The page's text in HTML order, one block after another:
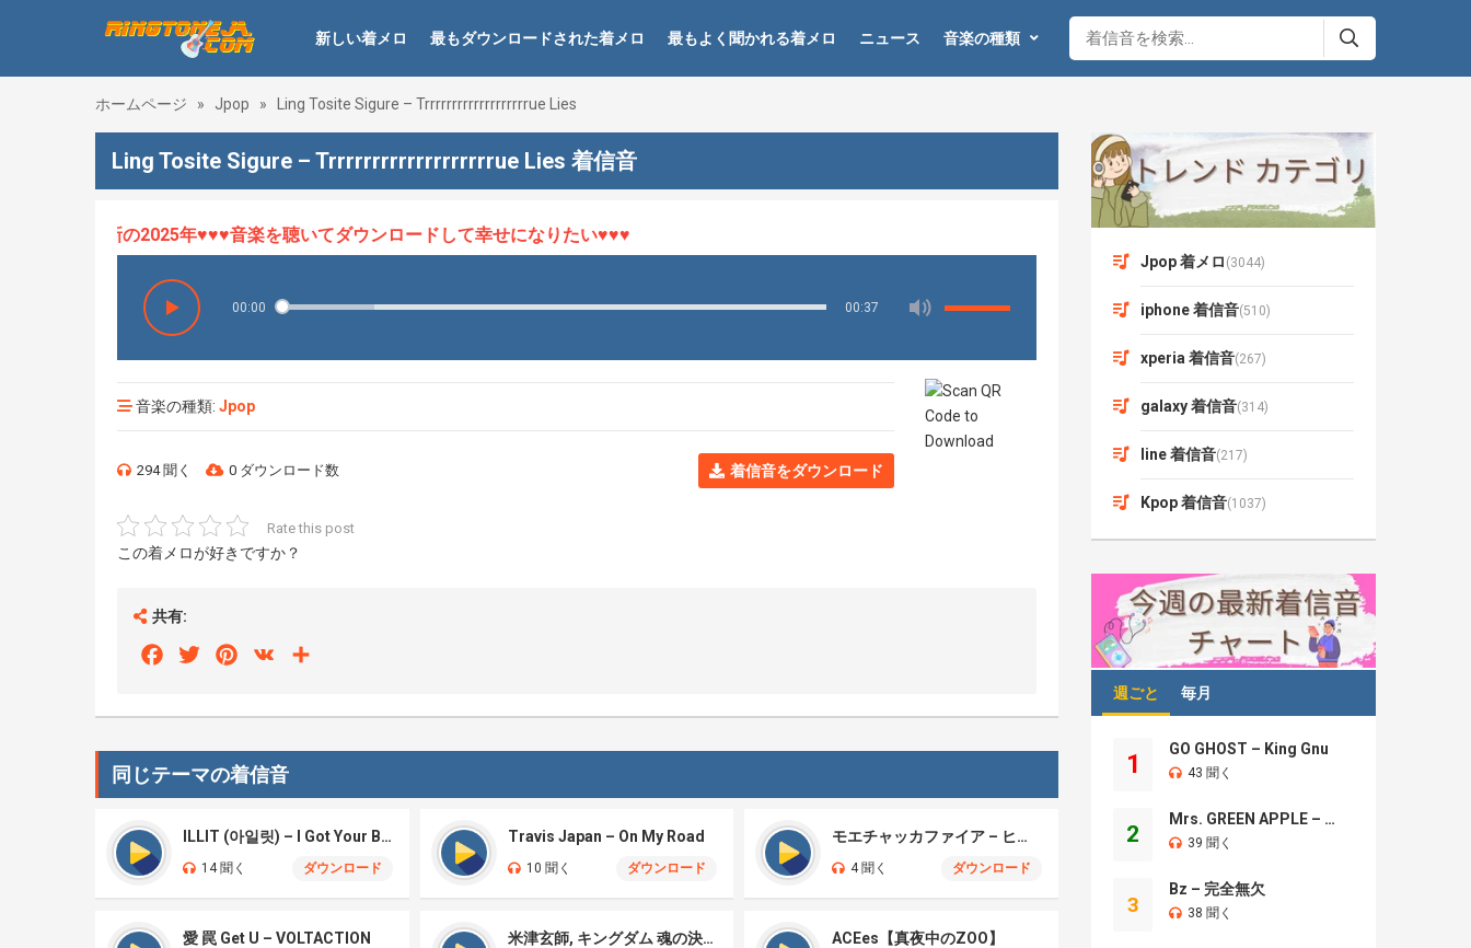
新しい着メロ 最もダウンロードされた着メロ 最もよく聞かれる着メロ ニュース 音楽の種類
ホームページ » Jpop » Ling Tosite Sigure – Trrrrrrrrrrrrrrrrrrrue Lies
Ling Tosite Sigure – Trrrrrrrrrrrrrrrrrrrue Lies 着信音
、最新の2025年♥♥♥音楽を聴いてダウンロードして幸せになりたい♥♥♥
00:00 00:37
音楽の種類: Jpop
294 聞く 0 ダウンロード数 着信音をダウンロード
Rate this post
この着メロが好きですか？
共有:
FacebookTwitterPinterest
VK
同じテーマの着信音
ILLIT (아일릿) – I Got Your Back
14 聞く ダウンロード
Travis Japan – On My Road
10 聞く ダウンロード
モエチャッカファイア – ヒューゴ、狛野真斗、ライト、セヴェリアン (Cover )
4 聞く ダウンロード
愛 罠 Get U – VOLTACTION 米津玄師, キングダム 魂の決戦 – 公開記念PV ACEes【真夜中のZOO】
Jpop 着メロ (3044)
iphone 着信音(510)
xperia 着信音(267)
galaxy 着信音(314)
line 着信音(217)
Kpop 着信音(1037)
週ごと 毎月
1
GO GHOST – King Gnu
43 聞く
2
Mrs. GREEN APPLE – Brand New
39 聞く
3
Bz – 完全無欠
38 聞く